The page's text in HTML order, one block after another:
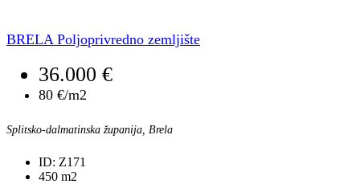
BRELA Poljoprivredno zemljište
36.000 €
80 €/m2
Splitsko-dalmatinska županija, Brela
ID: Z171
450 m2